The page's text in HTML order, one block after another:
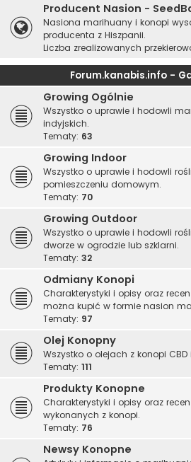
Producent Nasion -
Nasiona marihuany i konopi
producenta z Hiszpanii.
Liczba zrealizowanych
Forum.kanabis.info -
Growing Ogólnie
Wszystko o uprawie i hodowli
indyjskich.
Tematy: 63
Growing Indoor
Wszystko o uprawie i hodowli
pomieszczeniu domowym.
Tematy: 70
Growing Outdoor
Wszystko o uprawie i hodowli
dworze w ogrodzie lub szklarni.
Tematy: 32
Odmiany Konopi
Charakterystyki i opisy oraz
można kupić w formie nasion
Tematy: 97
Olej Konopny
Wszystko o olejach z konopi CBD
Tematy: 111
Produkty Konopne
Charakterystyki i opisy oraz
wykonanych z konopi.
Tematy: 76
Newsy Konopne